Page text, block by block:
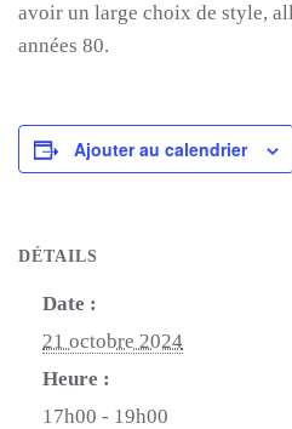
avoir un large choix de style,
années 80.
Ajouter au calendrier
DÉTAILS
Date :
21 octobre 2024
Heure :
17h00 - 19h00